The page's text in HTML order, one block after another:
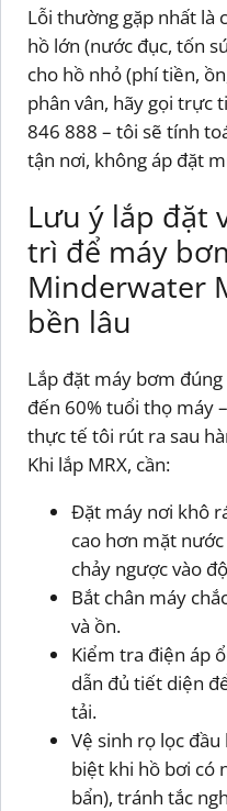
Lỗi thường gặp nhất là
hồ lớn (nước đục, tốn
cho hồ nhỏ (phí tiền,
phân vân, hãy gọi trực
846 888 – tôi sẽ tính
tận nơi, không áp đặt
Lưu ý lắp đặt
trì để máy
Minderwater
bền lâu
Lắp đặt máy bơm
đến 60% tuổi thọ máy
thực tế tôi rút ra sau
Khi lắp MRX, cần:
Đặt máy nơi khô
cao hơn mặt
chảy ngược vào
Bắt chân máy
và ồn.
Kiểm tra điện áp
dẫn đủ tiết diện
tải.
Vệ sinh rọ lọc
biệt khi hồ bơi có
bẩn), tránh tắc